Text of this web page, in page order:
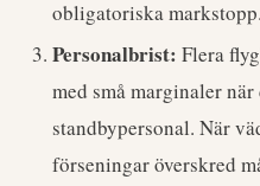
obligatoriska markstopp.
Personalbrist: Flera
med små marginaler
standbypersonal. När
förseningar överskred